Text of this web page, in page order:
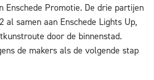
Enschede Promotie. De drie partijen
al samen aan Enschede Lights Up,
door de binnenstad.
de makers als de volgende stap